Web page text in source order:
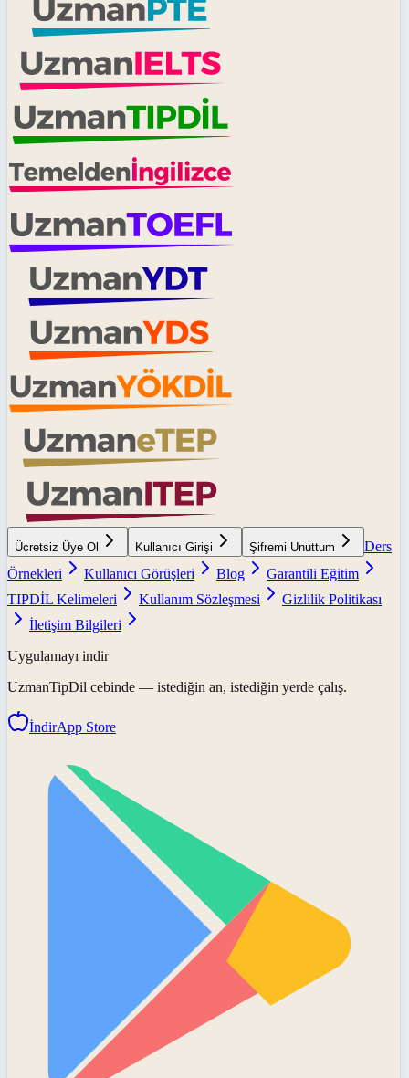
Ücretsiz Üye Ol Kullanıcı Girişi Şifremi Unuttum
Ders
Örnekleri
Kullanıcı Görüşleri Blog
Garantili Eğitim
TIPDİL Kelimeleri
Kullanım Sözleşmesi
Gizlilik Politikası
İletişim Bilgileri
Uygulamayı indir
UzmanTipDil cebinde — istediğin an, istediğin yerde çalış.
İndirApp Store